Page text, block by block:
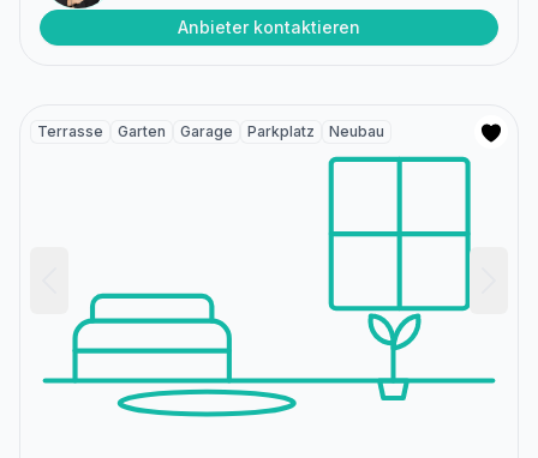
Anbieter kontaktieren
Terrasse Garten Garage Parkplatz Neubau